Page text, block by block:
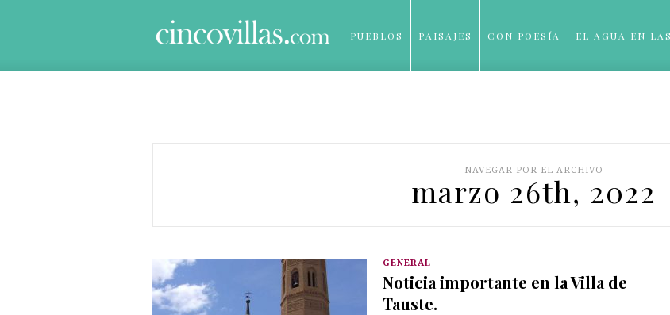
PUEBLOS PAISAJES CON POESÍA EL AGUA EN
NAVEGAR POR EL ARCHIVO
marzo 26th, 2022
GENERAL
Noticia importante en la Villa de
Tauste.